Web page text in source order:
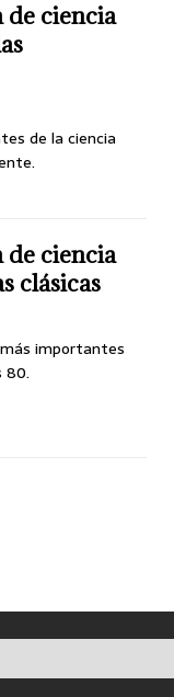
de ciencia
de la ciencia
de ciencia
clásicas
importantes
80.